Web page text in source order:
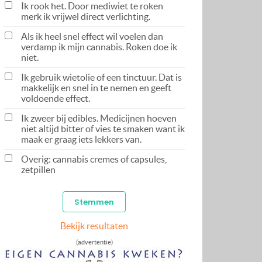
Ik rook het. Door mediwiet te roken
merk ik vrijwel direct verlichting.
Als ik heel snel effect wil voelen dan
verdamp ik mijn cannabis. Roken doe ik
niet.
Ik gebruik wietolie of een tinctuur. Dat is
makkelijk en snel in te nemen en geeft
voldoende effect.
Ik zweer bij edibles. Medicijnen hoeven
niet altijd bitter of vies te smaken want ik
maak er graag iets lekkers van.
Overig: cannabis cremes of capsules,
zetpillen
Bekijk resultaten
(advertentie)